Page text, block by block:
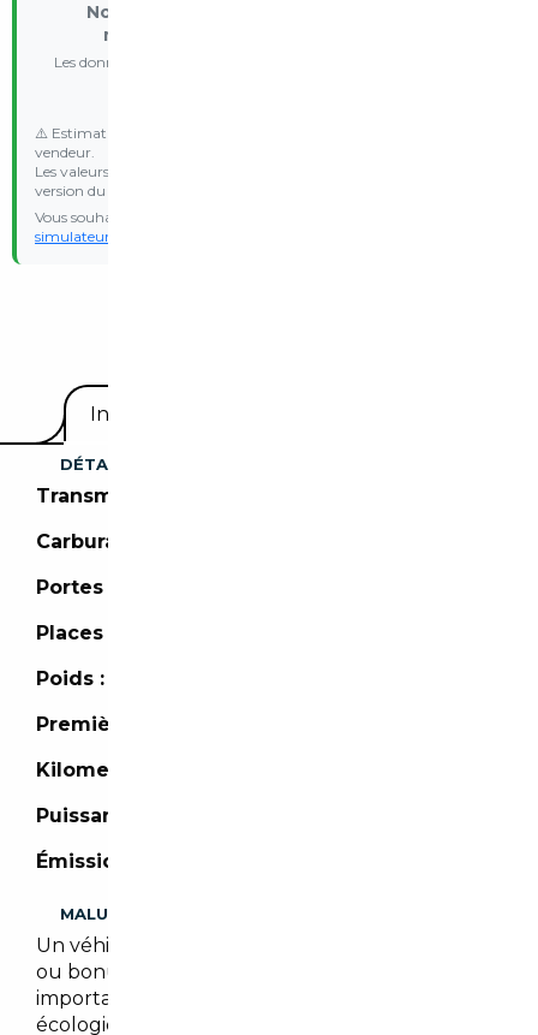
Nous ne pouvons effectuer le calcul par
manque d'information du revendeur
Les données nécessaires (CO₂, poids, date d'immatriculation) ne
⚠️ Estimation indicative basée sur les données communiquées par le
vendeur.
Les valeurs d’émission WLTP et le malus réel peuvent varier selon la
version du véhicule.
Vous souhaitez une estimation personnalisée ? Essayez notre
simulateur de malus
Informations utiles
DÉTAILS DU VÉHICULE
Transmission :
Carburant :
Portes :
Places :
Poids :
Première mise en circulation :
Kilometrage :
Puissance :
Émission de CO2 :
MALUS
Un véhicule importé peut être assujetti à malus
ou bonus écologique. Il est cependant
important de noter que les malus et/ou bonus
écologiques peuvent évoluer en fonction des